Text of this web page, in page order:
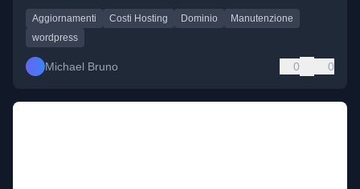
Aggiornamenti Costi Hosting Dominio
Manutenzione
wordpress
Michael Bruno 0 0